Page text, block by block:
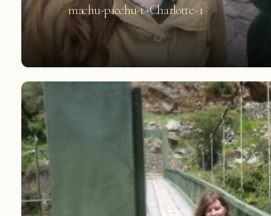
machu-picchu-t-Charlotte-1